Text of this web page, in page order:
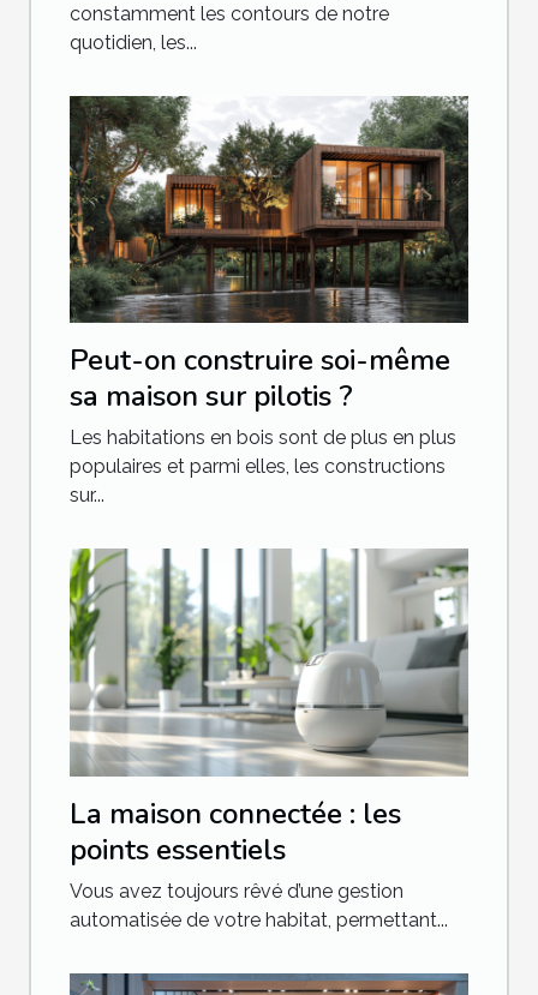
constamment les contours de notre
quotidien, les...
Peut-on construire soi-même
sa maison sur pilotis ?
Les habitations en bois sont de plus en plus
populaires et parmi elles, les constructions
sur...
La maison connectée : les
points essentiels
Vous avez toujours rêvé d’une gestion
automatisée de votre habitat, permettant...